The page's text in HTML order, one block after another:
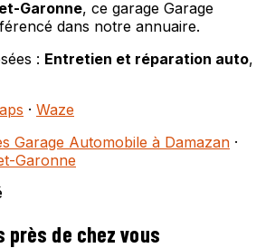
Garonne, ce garage Garage
dans notre annuaire.
: Entretien et réparation auto,
· Waze
Garage Automobile à Damazan ·
Garonne
près de chez vous